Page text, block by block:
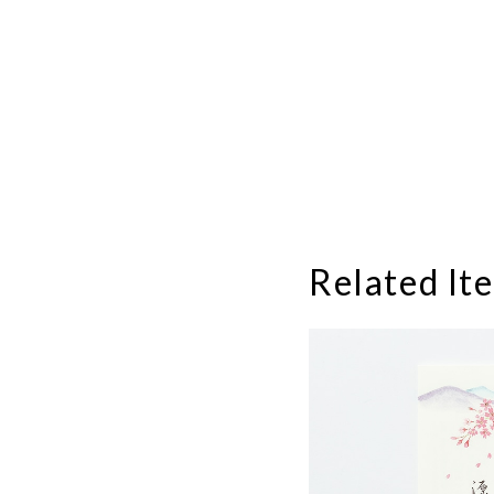
Related